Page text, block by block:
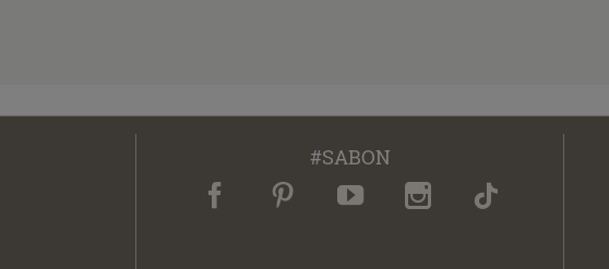
#SABON